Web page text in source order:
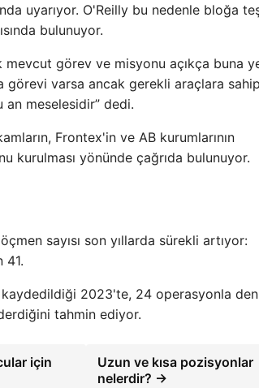
uyarıyor. O'Reilly bu nedenle bloğa
bulunuyor.
görev ve misyonu açıkça buna
görevi varsa ancak gerekli araçlara sahip
an meselesidir” dedi.
Frontex'in ve AB kurumlarının
kurulması yönünde çağrıda bulunuyor.
sayısı son yıllarda sürekli artıyor:
41.
2023'te, 24 operasyonla
tahmin ediyor.
için
Uzun ve kısa pozisyonlar
nelerdir? →